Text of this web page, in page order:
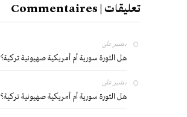
تعليقات | Commentaires
بشير على
هل الثورة سورية أم أمريكية صهيونية تركية؟
بشير على
هل الثورة سورية أم أمريكية صهيونية تركية؟